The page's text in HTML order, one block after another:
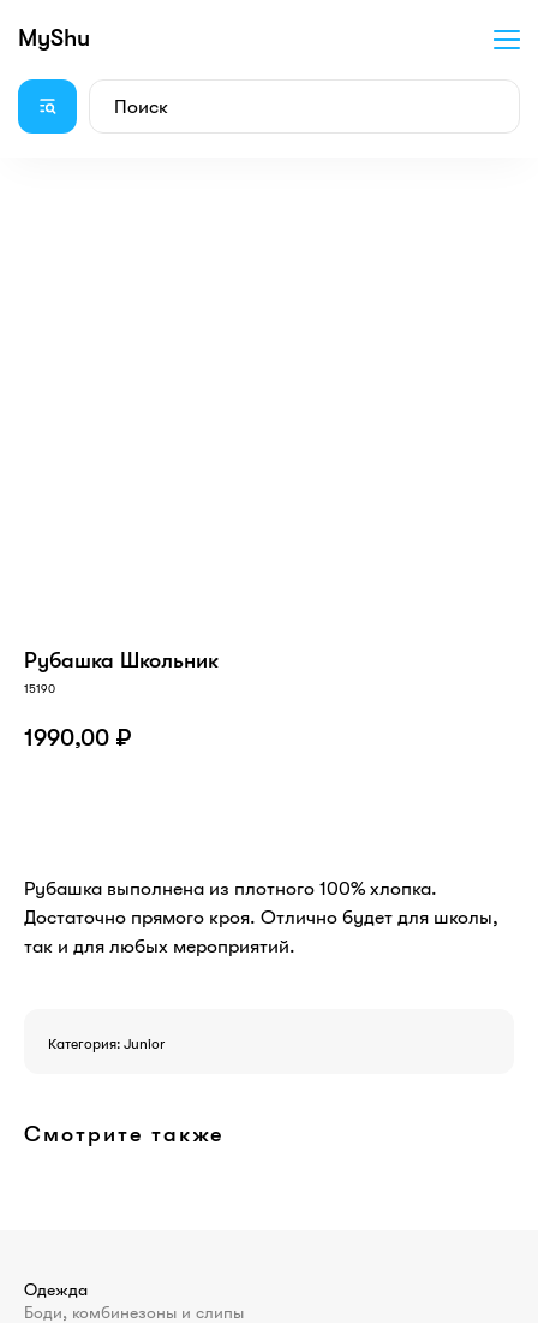
MyShu
Рубашка Школьник
15190
1990,00 ₽
Рубашка выполнена из плотного 100% хлопка.
Достаточно прямого кроя. Отлично будет для школы,
так и для любых мероприятий.
Категория: Junior
Смотрите также
Одежда
Боди, комбинезоны и слипы